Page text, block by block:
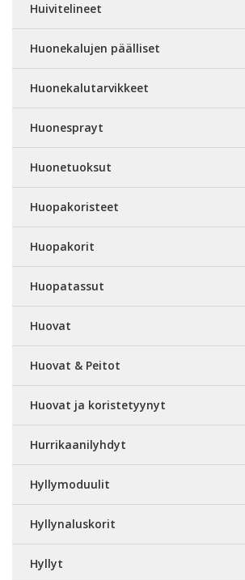
Huivitelineet
Huonekalujen päälliset
Huonekalutarvikkeet
Huonesprayt
Huonetuoksut
Huopakoristeet
Huopakorit
Huopatassut
Huovat
Huovat & Peitot
Huovat ja koristetyynyt
Hurrikaanilyhdyt
Hyllymoduulit
Hyllynaluskorit
Hyllyt